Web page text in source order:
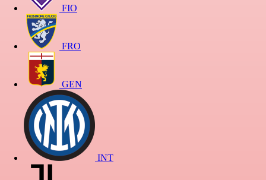
FIO
FRO
GEN
INT